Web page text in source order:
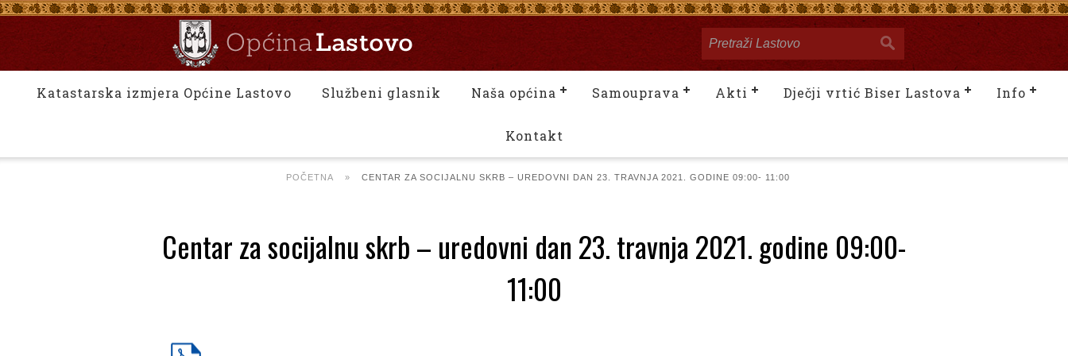
Katastarska izmjera Općine Lastovo Službeni glasnik Naša općina Samouprava Akti Dječji vrtić Biser Lastova Info
Kontakt
POČETNA » CENTAR ZA SOCIJALNU SKRB – UREDOVNI DAN 23. TRAVNJA 2021. GODINE 09:00- 11:00
Centar za socijalnu skrb – uredovni dan 23. travnja 2021. godine 09:00-
11:00